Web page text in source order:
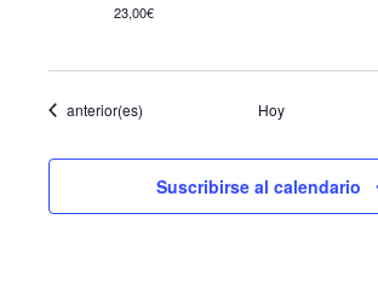
23,00€
Eventos
anterior(es) Hoy
Suscribirse al calendario